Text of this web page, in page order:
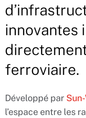
innovantes
ferroviaire.
Développé par
l’espace entre les